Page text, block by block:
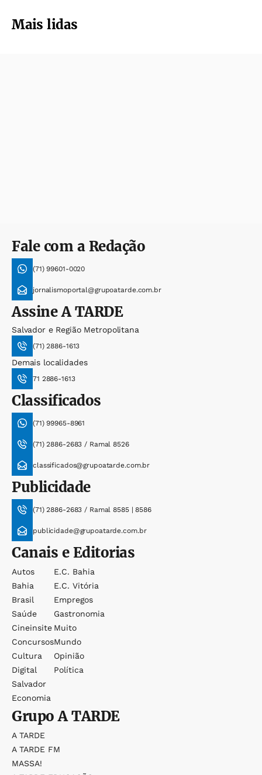
Mais lidas
Fale com a Redação
(71) 99601-0020
jornalismoportal@grupoatarde.com.br
AssineA TARDE
Salvador e Região Metropolitana
(71) 2886-1613
Demais localidades
71 2886-1613
Classificados
(71) 99965-8961
(71) 2886-2683 / Ramal 8526
classificados@grupoatarde.com.br
Publicidade
(71) 2886-2683 / Ramal 8585 | 8586
publicidade@grupoatarde.com.br
Canais e Editorias
Autos
Bahia
Brasil
Saúde
Cineinsite
Concursos
Cultura
Digital
Salvador
Economia
E.c. Bahia
E.c. Vitória
Empregos
Gastronomia
Muito
Mundo
Opinião
Política
GrupoA TARDE
A TARDE
A TARDE FM
MASSA!